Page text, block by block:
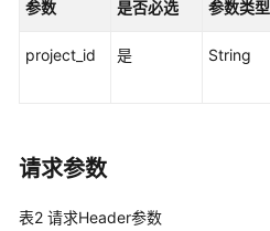
门
用
佳
参数 是否必选 参数类型
project_id 是 String
请求参数
表2 请求Header参数